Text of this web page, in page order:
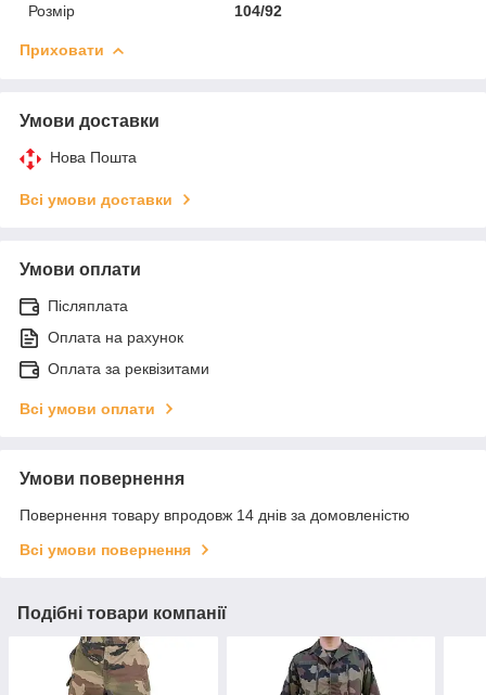
Розмір
104/92
Приховати
Умови доставки
Нова Пошта
Всі умови доставки
Умови оплати
Післяплата
Оплата на рахунок
Оплата за реквізитами
Всі умови оплати
Умови повернення
Повернення товару впродовж 14 днів за домовленістю
Всі умови повернення
Подібні товари компанії